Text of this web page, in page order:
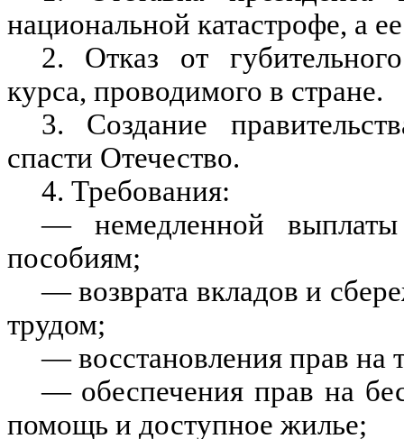
национальной катастрофе, а
2. Отказ от
курса, проводимого в стране.
3. Создание
спасти Отечество.
4. Требования:
— немедленной
пособиям;
— возврата вкладов и
трудом;
— восстановления прав на
— обеспечения прав на
помощь и доступное жилье;